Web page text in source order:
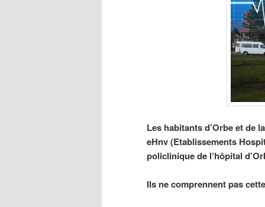
Les habitants d’Orbe et de
eHnv (Etablissements
policlinique de l’hôpital
Ils ne comprennent pas cet